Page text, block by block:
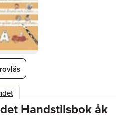
Handstilsbok åk